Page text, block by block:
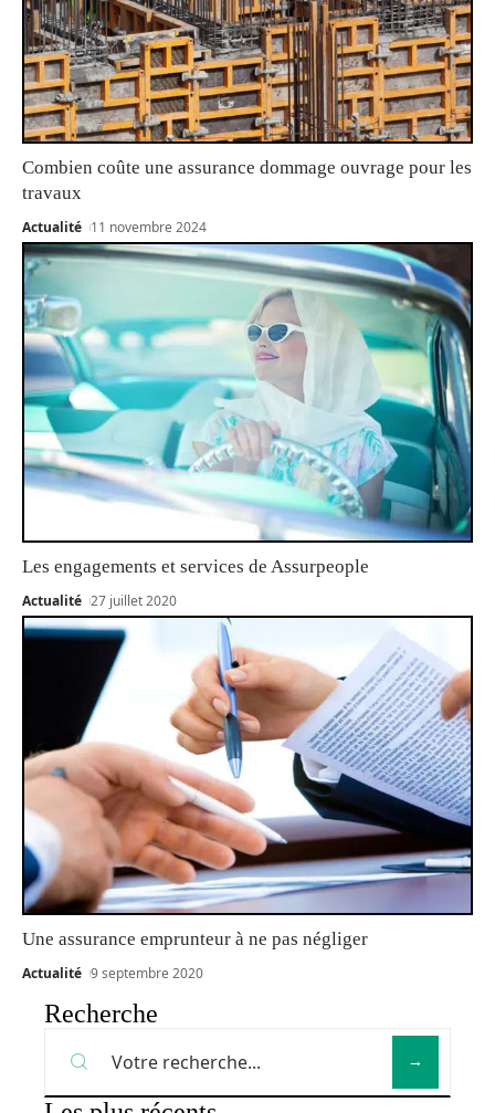
Combien coûte une assurance dommage ouvrage pour les
travaux
Actualité 11 novembre 2024
Les engagements et services de Assurpeople
Actualité 27 juillet 2020
Une assurance emprunteur à ne pas négliger
Actualité 9 septembre 2020
Recherche